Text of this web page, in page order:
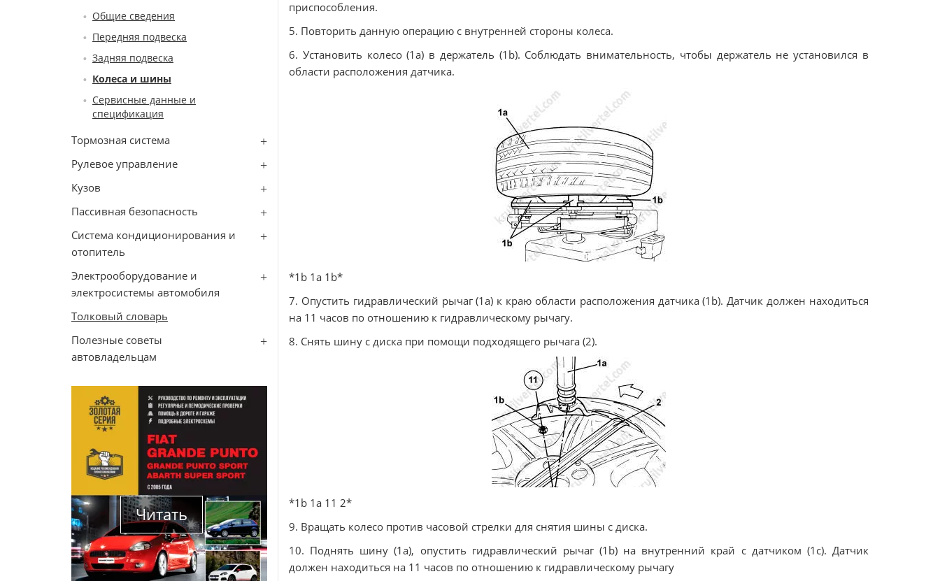
Общие сведения
Передняя подвеска
Задняя подвеска
Колеса и шины
Сервисные данные и
спецификация
Тормозная система
Рулевое управление
Кузов
Пассивная безопасность
Система кондиционирования и
отопитель
Электрооборудование и
электросистемы автомобиля
Толковый словарь
Полезные советы
автовладельцам
Читать
приспособления.
5. Повторить данную операцию с внутренней стороны колеса.
6. Установить колесо (1а) в держатель (1b). Соблюдать внимательность, чтобы держатель не установился в
области расположения датчика.
*1b 1a 1b*
7. Опустить гидравлический рычаг (1а) к краю области расположения датчика (1b). Датчик должен находиться
на 11 часов по отношению к гидравлическому рычагу.
8. Снять шину с диска при помощи подходящего рычага (2).
*1b 1a 11 2*
9. Вращать колесо против часовой стрелки для снятия шины с диска.
10. Поднять шину (1а), опустить гидравлический рычаг (1b) на внутренний край с датчиком (1с). Датчик
должен находиться на 11 часов по отношению к гидравлическому рычагу